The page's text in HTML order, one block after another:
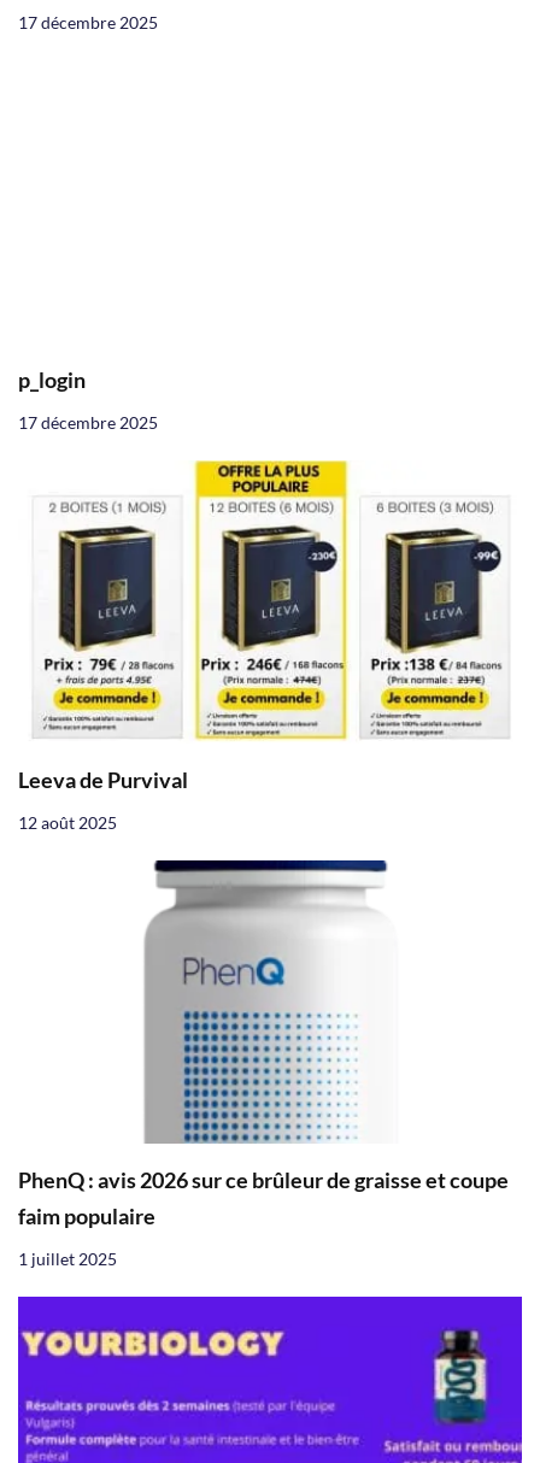
17 décembre 2025
p_login
17 décembre 2025
Leeva de Purvival
12 août 2025
PhenQ : avis 2026 sur ce brûleur de graisse et coupe
faim populaire
1 juillet 2025